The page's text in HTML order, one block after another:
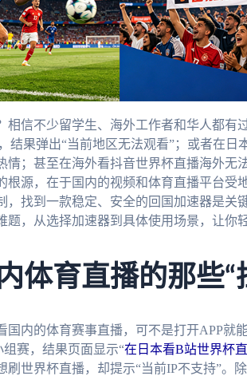
相信不少留学生、海外工作者和华人都
结果弹出“当前地区无法观看”；或者在日
情；甚至在海外看抖音世界杯直播海外无
根源，在于国内的视频和体育直播平台受
，找到一款稳定、安全的回国加速器是关
题，从选择加速器到具体使用场景，让你
体育直播的那些“
国内的体育赛事直播，可不是打开APP就
赛，结果页面显示“在日本看B站世界杯
刷世界杯直播，却提示“当前IP不支持”。